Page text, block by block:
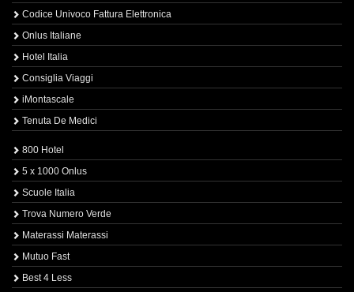
Codice Univoco Fattura Elettronica
Onlus Italiane
Hotel Italia
Consiglia Viaggi
iMontascale
Tenuta De Medici
800 Hotel
5 x 1000 Onlus
Scuole Italia
Trova Numero Verde
Materassi Materassi
Mutuo Fast
Best 4 Less